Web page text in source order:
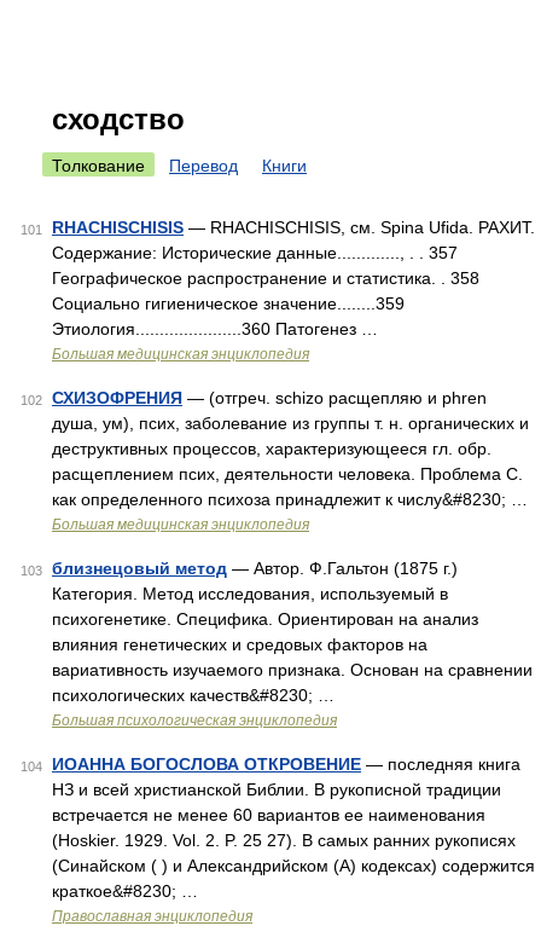
сходство
Толкование Перевод Книги
101 RHACHISCHISIS — RHACHISCHISIS, см. Spina Ufida. РАХИТ.
Содержание: Исторические данные............., . . 357
Географическое распространение и статистика. . 358
Социально гигиеническое значение........359
Этиология......................360 Патогенез …
Большая медицинская энциклопедия
102 СХИЗОФРЕНИЯ — (отгреч. schizo расщепляю и phren
душа, ум), псих, заболевание из группы т. н. органических и
деструктивных процессов, характеризующееся гл. обр.
расщеплением псих, деятельности человека. Проблема С.
как определенного психоза принадлежит к числу&#8230; …
Большая медицинская энциклопедия
103 близнецовый метод — Автор. Ф.Гальтон (1875 г.)
Категория. Метод исследования, используемый в
психогенетике. Специфика. Ориентирован на анализ
влияния генетических и средовых факторов на
вариативность изучаемого признака. Основан на сравнении
психологических качеств&#8230; …
Большая психологическая энциклопедия
104 ИОАННА БОГОСЛОВА ОТКРОВЕНИЕ — последняя книга
НЗ и всей христианской Библии. В рукописной традиции
встречается не менее 60 вариантов ее наименования
(Hoskier. 1929. Vol. 2. P. 25 27). В самых ранних рукописях
(Синайском ( ) и Александрийском (А) кодексах) содержится
краткое&#8230; …
Православная энциклопедия